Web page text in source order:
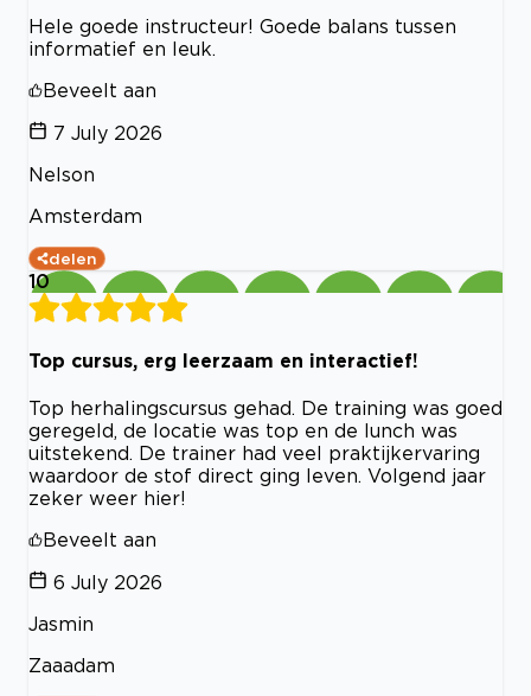
Hele goede instructeur! Goede balans tussen
informatief en leuk.
Beveelt aan
7 July 2026
Nelson
Amsterdam
delen
10
Top cursus, erg leerzaam en interactief!
Top herhalingscursus gehad. De training was goed
geregeld, de locatie was top en de lunch was
uitstekend. De trainer had veel praktijkervaring
waardoor de stof direct ging leven. Volgend jaar
zeker weer hier!
Beveelt aan
6 July 2026
Jasmin
Zaaadam